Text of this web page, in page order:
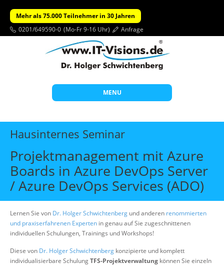
Mehr als 75.000 Teilnehmer in 30 Jahren
0201/649590-0 (Mo-Fr 9-16 Uhr) Anfrage
MENU
Start
Themen
Beratung
Individuelle Schulungen
Offene Seminare
Wissen
Über uns
Suche
Hausinternes Seminar
Projektmanagement mit Azure
Boards in Azure DevOps Server
/ Azure DevOps Services (ADO)
Lernen Sie von Dr. Holger Schwichtenberg und anderen renommierten
und praxiserfahrenen Experten in genau auf Sie zugeschnittenen
individuellen Schulungen, Trainings und Workshops!
Diese von Dr. Holger Schwichtenberg konzipierte und komplett
individualisierbare SchulungTFS-Projektverwaltung können Sie einzeln